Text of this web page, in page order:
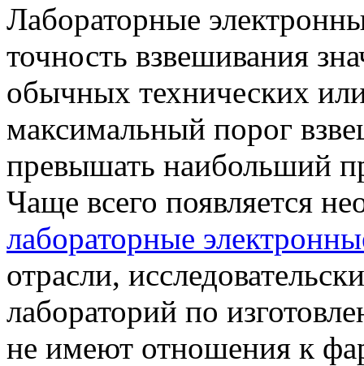
Лабораторные
точность взвешивания
обычных технических
максимальный порог
превышать наибольший
Чаще всего появляется
лабораторные
отрасли,
лабораторий по
не имеют отношения к